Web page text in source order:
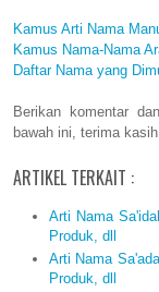
Kamus Arti Nama
Kamus Nama-Nama
Daftar Nama yang
Berikan komentar
bawah ini, terima
ARTIKEL TERKAIT :
Arti Nama
Produk, dll
Arti Nama
Produk, dll